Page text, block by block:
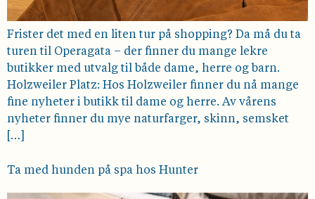
Frister det med en liten tur på shopping? Da må du ta
turen til Operagata – der finner du mange lekre
butikker med utvalg til både dame, herre og barn.
Holzweiler Platz: Hos Holzweiler finner du nå mange
fine nyheter i butikk til dame og herre. Av vårens
nyheter finner du mye naturfarger, skinn, semsket
[…]
Ta med hunden på spa hos Hunter